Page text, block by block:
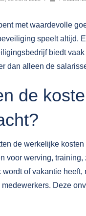
met waardevolle
speelt altijd.
biedt vaak
dan alleen de
de
de werkelijke
voor werving,
of vakantie
Deze